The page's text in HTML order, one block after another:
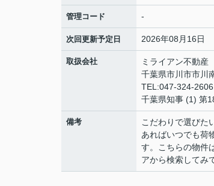
管理コード -
次回更新予定日 2026年08月16日
取扱会社
ミライアン不動
千葉県市川市市川
TEL:047-324-2606
千葉県知事 (1) 第
備考
こだわりで選びた
あればいつでも荷
す。こちらの物件
アから検索してみ